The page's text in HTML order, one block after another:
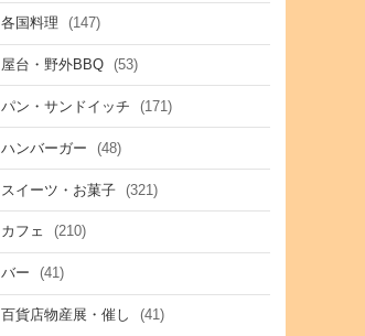
各国料理 (147)
屋台・野外BBQ (53)
パン・サンドイッチ (171)
ハンバーガー (48)
スイーツ・お菓子 (321)
カフェ (210)
バー (41)
百貨店物産展・催し (41)